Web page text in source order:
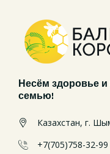
Несём здоровье
семью!
Казахстан, г.
+7(705)758-32-99